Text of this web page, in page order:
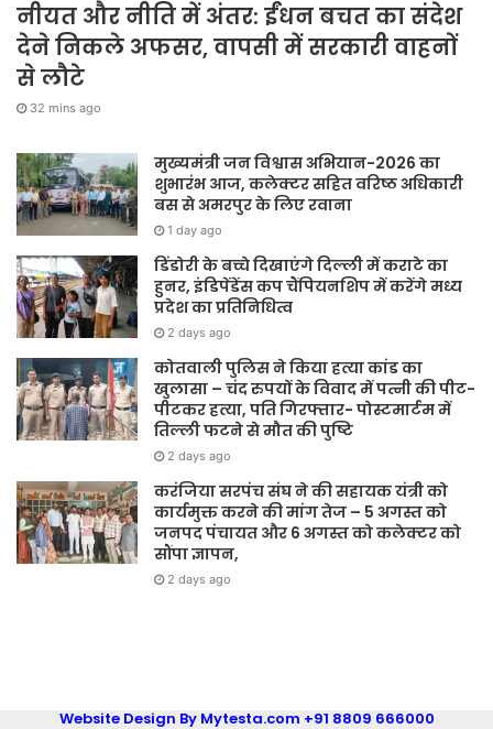
नीयत और नीति में अंतर: ईंधन बचत का संदेश
देने निकले अफसर, वापसी में सरकारी वाहनों
से लौटे
32 mins ago
मुख्यमंत्री जन विश्वास अभियान-2026 का
शुभारंभ आज, कलेक्टर सहित वरिष्ठ अधिकारी
बस से अमरपुर के लिए रवाना
1 day ago
डिंडोरी के बच्चे दिखाएंगे दिल्ली में कराटे का
हुनर, इंडिपेंडेंस कप चैंपियनशिप में करेंगे मध्य
प्रदेश का प्रतिनिधित्व
2 days ago
कोतवाली पुलिस ने किया हत्या कांड का
खुलासा – चंद रुपयों के विवाद में पत्नी की पीट-
पीटकर हत्या, पति गिरफ्तार- पोस्टमार्टम में
तिल्ली फटने से मौत की पुष्टि
2 days ago
करंजिया सरपंच संघ ने की सहायक यंत्री को
कार्यमुक्त करने की मांग तेज – 5 अगस्त को
जनपद पंचायत और 6 अगस्त को कलेक्टर को
सौंपा ज्ञापन,
2 days ago
Website Design By Mytesta.com +91 8809 666000